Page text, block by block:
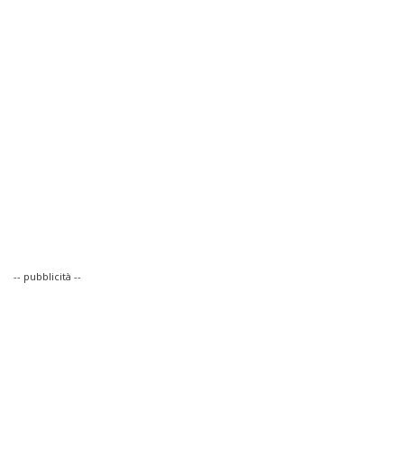
-- pubblicità --